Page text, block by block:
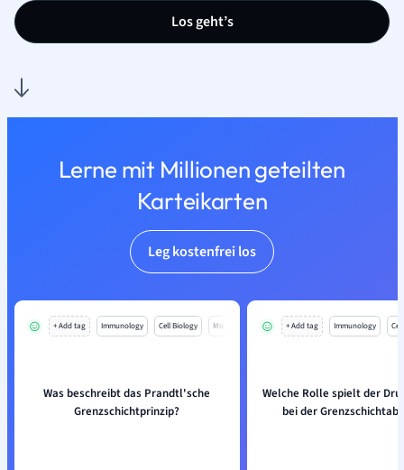
Los geht’s
Lerne mit Millionen geteilten
Karteikarten
Leg kostenfrei los
+ Add tag Immunology Cell Biology Mo
Was beschreibt das Prandtl'sche
Grenzschichtprinzip?
+ Add tag Immunology
Welche Rolle spielt der
bei der